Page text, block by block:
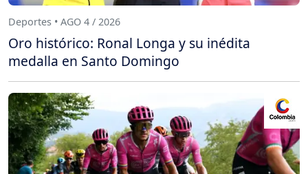
Deportes • AGO 4 / 2026
Oro histórico: Ronal Longa y su inédita
medalla en Santo Domingo